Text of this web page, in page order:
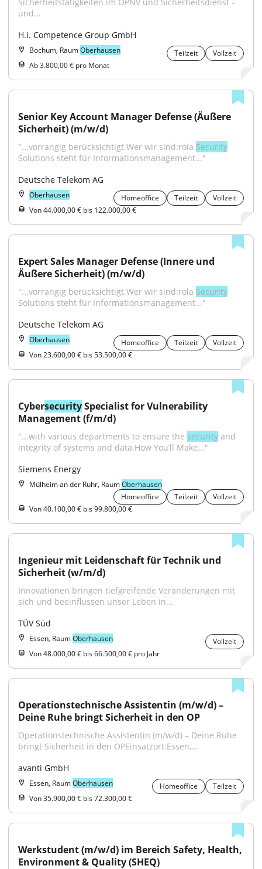
und...
H.i. Competence Group GmbH
Bochum, RaumOberhausen Teilzeit
Vollzeit
Ab 3.800,00 € pro Monat
Senior Key Account Manager Defense (Äußere
Sicherheit) (m/w/d)
"...vorrangig berücksichtigt.Wer wir sind:rola Security
Solutions steht für Informationsmanagement..."
Deutsche Telekom AG
Oberhausen Homeoffice Teilzeit
Vollzeit
Von 44.000,00 € bis 122.000,00 €
Expert Sales Manager Defense (Innere und
Äußere Sicherheit) (m/w/d)
"...vorrangig berücksichtigt.Wer wir sind:rola Security
Solutions steht für Informationsmanagement..."
Deutsche Telekom AG
Oberhausen Homeoffice Teilzeit
Vollzeit
Von 23.600,00 € bis 53.500,00 €
Cybersecurity Specialist for Vulnerability
Management (f/m/d)
"...with various departments to ensure the security and
integrity of systems and data.How You’ll Make..."
Siemens Energy
Mülheim an der Ruhr, RaumOberhausen
Homeoffice
Teilzeit
Vollzeit
Von 40.100,00 € bis 99.800,00 €
Ingenieur mit Leidenschaft für Technik und
Sicherheit (w/m/d)
Innovationen bringen tiefgreifende Veränderungen mit
sich und beeinflussen unser Leben in...
TÜV Süd
Essen, RaumOberhausen
Vollzeit
Von 48.000,00 € bis 66.500,00 € pro Jahr
Operationstechnische Assistentin (m/w/d) –
Deine Ruhe bringt Sicherheit in den OP
Operationstechnische Assistentin (m/w/d) – Deine Ruhe
bringt Sicherheit in den OPEinsatzort:Essen,...
avanti GmbH
Essen, RaumOberhausen Homeoffice
Teilzeit
Von 35.900,00 € bis 72.300,00 €
Werkstudent (m/w/d) im Bereich Safety, Health,
Environment & Quality (SHEQ)